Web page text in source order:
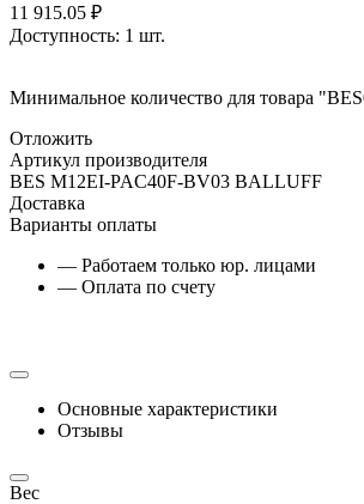
11 915.05 ₽
Доступность: 1 шт.
Минимальное количество для товара
Отложить
Артикул производителя
BES M12EI-PAC40F-BV03 BALLUFF
Доставка
Варианты оплаты
— Работаем только юр. лицами
— Оплата по счету
Основные характеристики
Отзывы
Вес